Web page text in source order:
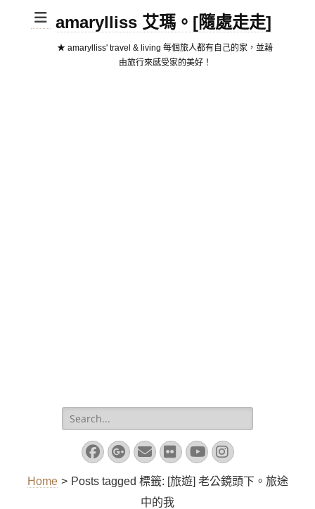
amarylliss 艾瑪。[隨處走走]
★ amarylliss' travel & living 每個旅人都有自己的家，並藉
由旅行來感受家的美好！
Search
for:
Facebook
Googleplus
EmailFlickrYouTube
Instagram
Home > Posts tagged 標籤: [旅遊] 老公鏡頭下。旅途
中的我